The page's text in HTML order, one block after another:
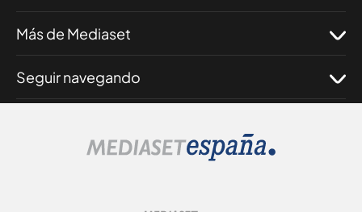
Más de Mediaset
Seguir navegando